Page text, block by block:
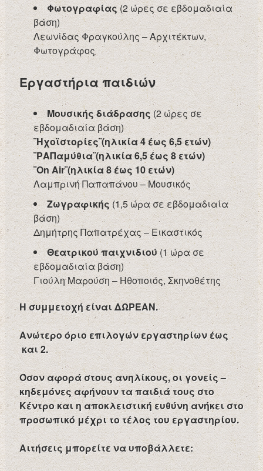
Φωτογραφίας(2 ώρες σε εβδομαδιαία
βάση)
Λεωνίδας Φραγκούλης – Αρχιτέκτων,
Φωτογράφος
Εργαστήρια παιδιών
Μουσικής διάδρασης(2 ώρες σε
εβδομαδιαία βάση)
¨Ηχοϊστορίες¨(ηλικία 4 έως 6,5 ετών)
¨ΡΑΠαμύθια¨(ηλικία 6,5 έως 8 ετών)
¨On Air¨(ηλικία 8 έως 10 ετών)
Λαμπρινή Παπαπάνου – Μουσικός
Ζωγραφικής(1,5 ώρα σε εβδομαδιαία
βάση)
Δημήτρης Παπατρέχας – Εικαστικός
Θεατρικού παιχνιδιού(1 ώρα σε
εβδομαδιαία βάση)
Γιούλη Μαρούση – Ηθοποιός, Σκηνοθέτης
Η συμμετοχή είναι ΔΩΡΕΑΝ.
Ανώτερο όριο επιλογών εργαστηρίων έως
και 2.
Όσον αφορά στους ανηλίκους, οι γονείς –
κηδεμόνες αφήνουν τα παιδιά τους στο
Κέντρο και η αποκλειστική ευθύνη ανήκει στο
προσωπικό μέχρι το τέλος του εργαστηρίου.
Αιτήσεις μπορείτε να υποβάλλετε: